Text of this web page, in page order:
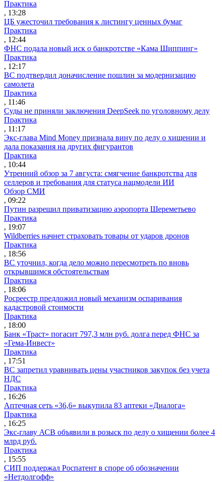
Практика
, 13:28
ЦБ ужесточил требования к листингу ценных бумаг
Практика
, 12:44
ФНС подала новый иск о банкротстве «Кама Шиппинг»
Практика
, 12:17
ВС подтвердил доначисление пошлин за модернизацию
самолета
Практика
, 11:46
Суды не приняли заключения DeepSeek по уголовному делу
Практика
, 11:17
Экс-глава Mind Money признала вину по делу о хищении и
дала показания на других фигурантов
Практика
, 10:44
Утренний обзор за 7 августа: смягчение банкротства для
селлеров и требования для статуса нацмодели ИИ
Обзор СМИ
, 09:22
Путин разрешил приватизацию аэропорта Шереметьево
Практика
, 19:07
Wildberries начнет страховать товары от ударов дронов
Практика
, 18:56
ВС уточнил, когда дело можно пересмотреть по вновь
открывшимся обстоятельствам
Практика
, 18:06
Росреестр предложил новый механизм оспаривания
кадастровой стоимости
Практика
, 18:00
Банк «Траст» погасит 797,3 млн руб. долга перед ФНС за
«Гема-Инвест»
Практика
, 17:51
ВС запретил уравнивать цены участников закупок без учета
НДС
Практика
, 16:26
Аптечная сеть «36,6» выкупила 83 аптеки «Диалога»
Практика
, 16:25
Экс-главу АСВ объявили в розыск по делу о хищении более 4
млрд руб.
Практика
, 15:55
СИП поддержал Роспатент в споре об обозначении
«Нетдолгофф»